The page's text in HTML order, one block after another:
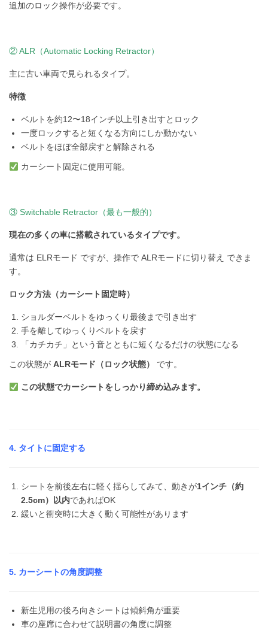
追加のロック操作が必要です。
② ALR（Automatic Locking Retractor）
主に古い車両で見られるタイプ。
特徴
ベルトを約12〜18インチ以上引き出すとロック
一度ロックすると短くなる方向にしか動かない
ベルトをほぼ全部戻すと解除される
カーシート固定に使用可能。
③ Switchable Retractor（最も一般的）
現在の多くの車に搭載されているタイプです。
通常は ELRモード ですが、操作で ALRモードに切り替え できま
す。
ロック方法（カーシート固定時）
ショルダーベルトをゆっくり最後まで引き出す
手を離してゆっくりベルトを戻す
「カチカチ」という音とともに短くなるだけの状態になる
この状態が ALRモード（ロック状態） です。
この状態でカーシートをしっかり締め込みます。
4. タイトに固定する
シートを前後左右に軽く揺らしてみて、動きが1インチ（約
2.5cm）以内であればOK
緩いと衝突時に大きく動く可能性があります
5. カーシートの角度調整
新生児用の後ろ向きシートは傾斜角が重要
車の座席に合わせて説明書の角度に調整